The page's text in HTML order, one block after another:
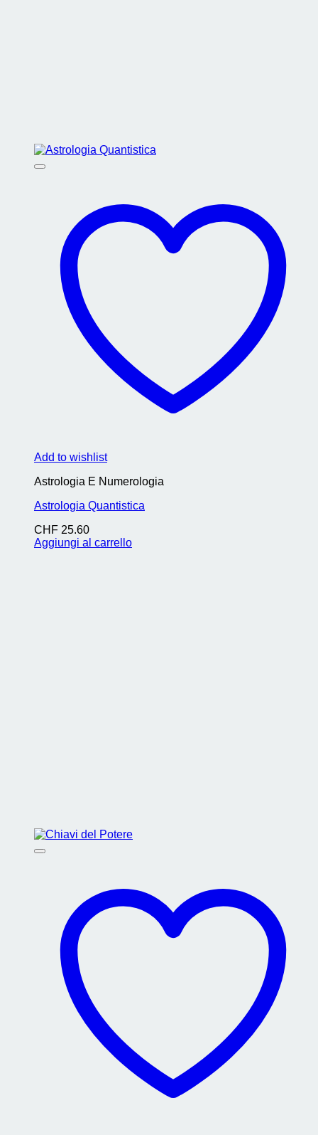
Add to wishlist
Astrologia E Numerologia
Astrologia Quantistica
CHF 25.60
Aggiungi al carrello